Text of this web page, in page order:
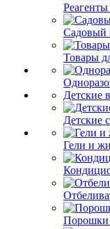
Садовый
Товары
Детские
Детские
Гели и
Порошки